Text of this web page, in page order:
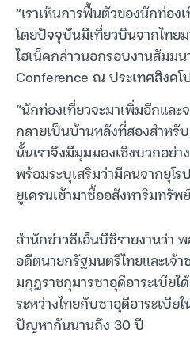
“เราเห็นการฟื้นตัวของนักท่อง
โดยปัจจุบันมีเที่ยวบินจากไทย
ไฮเน็คกล่าวนอกรอบงานสัมม
Conference ณ ประเทศสิงคโ
“นักท่องเที่ยวจะมาเพิ่มอีกแล
กลายเป็นบ้านหลังที่สองสำหรั
นั้นเราจึงมีมุมมองเชิงบวกอย่า
พร้อมระบุเสริมว่ามีคนจากยุโ
ยูเครนเข้ามาซื้ออสังหาริมทรัพ
สำนักข่าวซีเอ็นบีซีรายงานว่า
อดีตนายกรัฐมนตรีไทยและเจ้
มกุฎราชกุมารซาอุดีอาระเบีย
ระหว่างไทยกับซาอุดีอาระเบี
ปัญหากันนานถึง 30 ปี